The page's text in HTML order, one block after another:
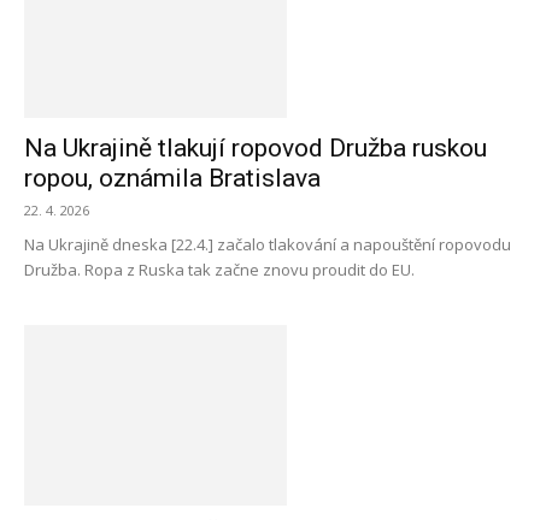
Na Ukrajině tlakují ropovod Družba ruskou
ropou, oznámila Bratislava
22. 4. 2026
Na Ukrajině dneska [22.4.] začalo tlakování a napouštění ropovodu
Družba. Ropa z Ruska tak začne znovu proudit do EU.